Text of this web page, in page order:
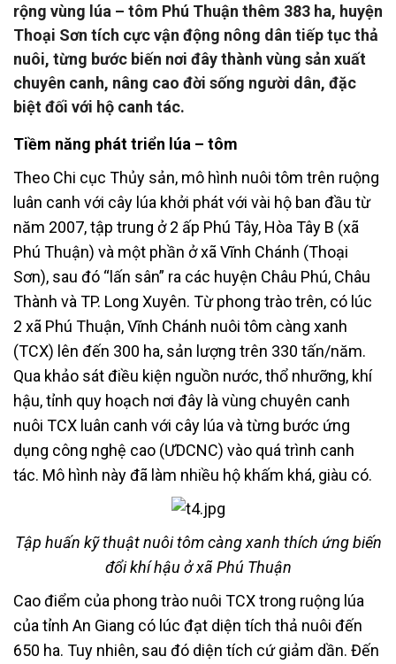
rộng vùng lúa – tôm Phú Thuận thêm 383 ha, huyện
Thoại Sơn tích cực vận động nông dân tiếp tục thả
nuôi, từng bước biến nơi đây thành vùng sản xuất
chuyên canh, nâng cao đời sống người dân, đặc
biệt đối với hộ canh tác.
Tiềm năng phát triển lúa – tôm
Theo Chi cục Thủy sản, mô hình nuôi tôm trên ruộng
luân canh với cây lúa khởi phát với vài hộ ban đầu từ
năm 2007, tập trung ở 2 ấp Phú Tây, Hòa Tây B (xã
Phú Thuận) và một phần ở xã Vĩnh Chánh (Thoại
Sơn), sau đó “lấn sân” ra các huyện Châu Phú, Châu
Thành và TP. Long Xuyên. Từ phong trào trên, có lúc
2 xã Phú Thuận, Vĩnh Chánh nuôi tôm càng xanh
(TCX) lên đến 300 ha, sản lượng trên 330 tấn/năm.
Qua khảo sát điều kiện nguồn nước, thổ nhưỡng, khí
hậu, tỉnh quy hoạch nơi đây là vùng chuyên canh
nuôi TCX luân canh với cây lúa và từng bước ứng
dụng công nghệ cao (ƯDCNC) vào quá trình canh
tác. Mô hình này đã làm nhiều hộ khấm khá, giàu có.
Tập huấn kỹ thuật nuôi tôm càng xanh thích ứng biến
đổi khí hậu ở xã Phú Thuận
Cao điểm của phong trào nuôi TCX trong ruộng lúa
của tỉnh An Giang có lúc đạt diện tích thả nuôi đến
650 ha. Tuy nhiên, sau đó diện tích cứ giảm dần. Đến